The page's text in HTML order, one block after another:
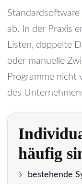
ab. In der Praxis
Listen, doppelte
oder manuelle
Programme nicht
des
häufig
bestehende